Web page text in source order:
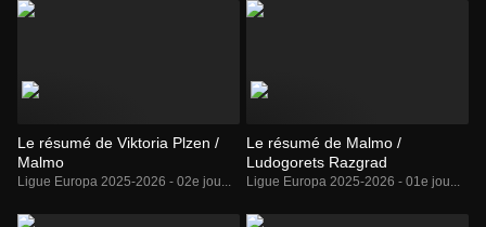
Le résumé de Viktoria Plzen /
Malmo
Ligue Europa 2025-2026 - 02e jou...
Le résumé de Malmo /
Ludogorets Razgrad
Ligue Europa 2025-2026 - 01e jou...